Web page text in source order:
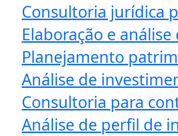
Consultoria jurídica
Elaboração e
Planejamento
Análise de
Consultoria para
Análise de perfil de